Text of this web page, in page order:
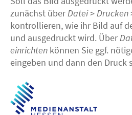
zunächst überDatei>Drucken
kontrollieren, wie ihr Bild auf
und ausgedruckt wird. Über
einrichten können Sie ggf.
eingeben und dann den Druck